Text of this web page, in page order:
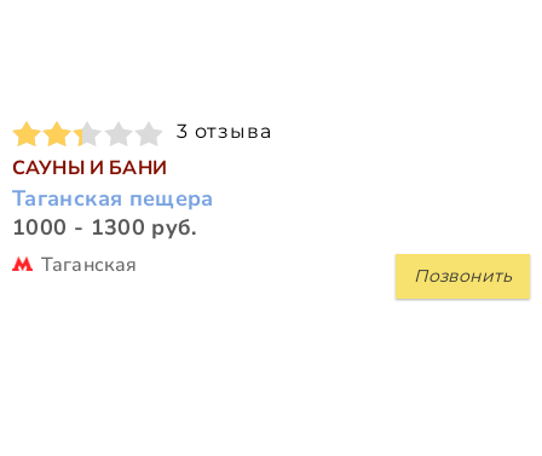
3 отзыва
САУНЫ И БАНИ
Таганская пещера
1000 - 1300 руб.
Позвонить
Таганская